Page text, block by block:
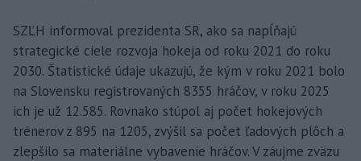
SZĽH informoval prezidenta SR, ako sa napĺňajú
strategické ciele rozvoja hokeja od roku 2021 do roku
2030. Štatistické údaje ukazujú, že kým v roku 2021 bolo
na Slovensku registrovaných 8355 hráčov, v roku 2025
ich je už 12.585. Rovnako stúpol aj počet hokejových
trénerov z 895 na 1205, zvýšil sa počet ľadových plôch a
zlepšilo sa materiálne vybavenie hráčov. V záujme zväzu